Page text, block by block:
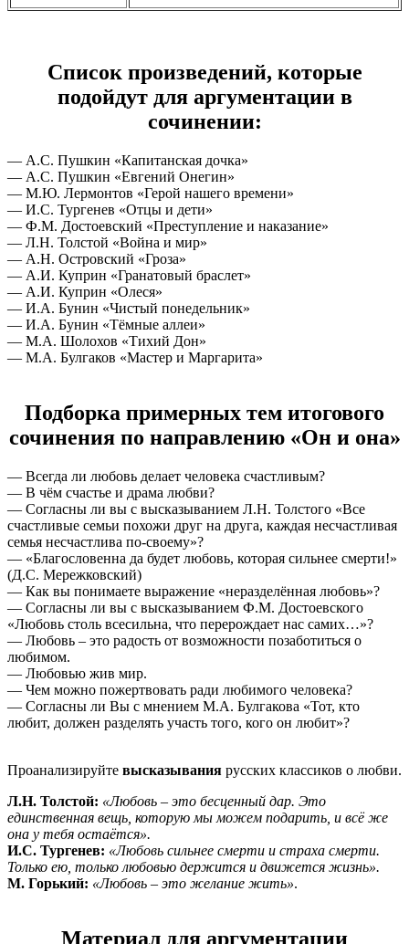
Список произведений, которые
подойдут для аргументации в
сочинении:
— А.С. Пушкин «Капитанская дочка»
— А.С. Пушкин «Евгений Онегин»
— М.Ю. Лермонтов «Герой нашего времени»
— И.С. Тургенев «Отцы и дети»
— Ф.М. Достоевский «Преступление и наказание»
— Л.Н. Толстой «Война и мир»
— А.Н. Островский «Гроза»
— А.И. Куприн «Гранатовый браслет»
— А.И. Куприн «Олеся»
— И.А. Бунин «Чистый понедельник»
— И.А. Бунин «Тёмные аллеи»
— М.А. Шолохов «Тихий Дон»
— М.А. Булгаков «Мастер и Маргарита»
Подборка примерных тем итогового
сочинения по направлению «Он и она»
— Всегда ли любовь делает человека счастливым?
— В чём счастье и драма любви?
— Согласны ли вы с высказыванием Л.Н. Толстого «Все
счастливые семьи похожи друг на друга, каждая несчастливая
семья несчастлива по-своему»?
— «Благословенна да будет любовь, которая сильнее смерти!»
(Д.С. Мережковский)
— Как вы понимаете выражение «неразделённая любовь»?
— Согласны ли вы с высказыванием Ф.М. Достоевского
«Любовь столь всесильна, что перерождает нас самих…»?
— Любовь – это радость от возможности позаботиться о
любимом.
— Любовью жив мир.
— Чем можно пожертвовать ради любимого человека?
— Согласны ли Вы с мнением М.А. Булгакова «Тот, кто
любит, должен разделять участь того, кого он любит»?
Проанализируйте высказывания русских классиков о любви.
Л.Н. Толстой: «Любовь – это бесценный дар. Это
единственная вещь, которую мы можем подарить, и всё же
она у тебя остаётся».
И.С. Тургенев: «Любовь сильнее смерти и страха смерти.
Только ею, только любовью держится и движется жизнь».
М. Горький: «Любовь – это желание жить».
Материал для аргументации